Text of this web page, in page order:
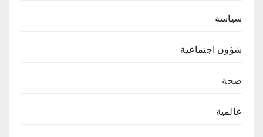
سياسة
شؤون اجتماعية
صحة
عالمية